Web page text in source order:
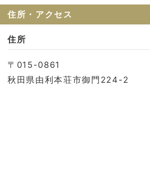
プライバシーポリシー
住所・アクセス
住所
〒015-0861
秋田県由利本荘市御門224-2